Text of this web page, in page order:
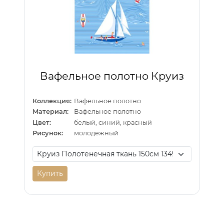
Вафельное полотно Круиз
Коллекция: Вафельное полотно
Материал:
Вафельное полотно
Цвет:
белый, синий, красный
Рисунок:
молодежный
Купить